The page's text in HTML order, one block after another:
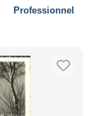
Professionnel